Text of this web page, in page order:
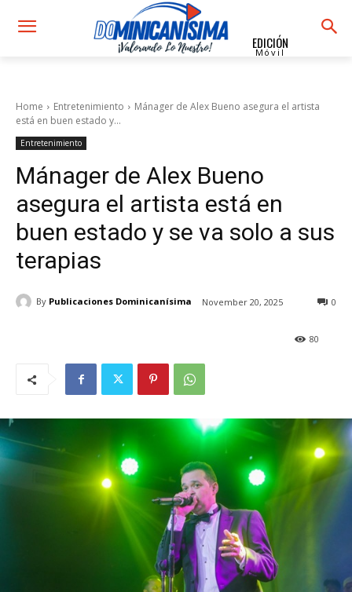
EDICIÓN
Móvil
Home Entretenimiento
Mánager de Alex Bueno asegura el artista
está en buen estado y...
Entretenimiento
Mánager de Alex Bueno
asegura el artista está en
buen estado y se va solo a sus
terapias
By Publicaciones Dominicanísima November 20, 2025 0
80